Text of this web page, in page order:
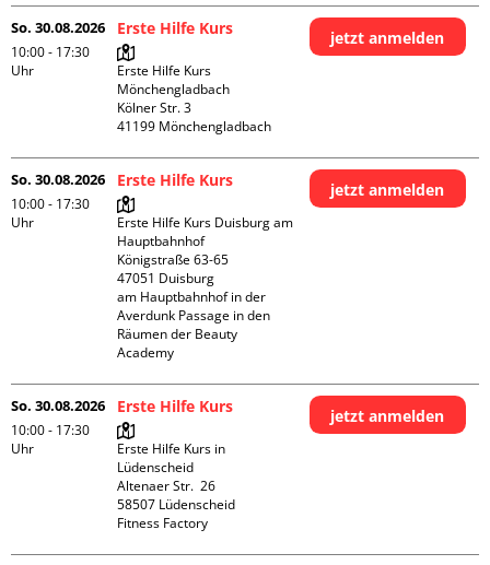
So. 30.08.2026
10:00 - 17:30
Uhr
Erste Hilfe Kurs
Erste Hilfe Kurs
Mönchengladbach
Kölner Str. 3
jetzt anmelden
So. 30.08.2026
10:00 - 17:30
Uhr
Erste Hilfe Kurs
Erste Hilfe Kurs Duisburg am
Hauptbahnhof
Königstraße 63-65
47051 Duisburg
am Hauptbahnhof in der
Averdunk Passage in den
Räumen der Beauty
Academy
jetzt anmelden
So. 30.08.2026
10:00 - 17:30
Uhr
Erste Hilfe Kurs
Erste Hilfe Kurs in
Lüdenscheid
Altenaer Str.  26
58507 Lüdenscheid
Fitness Factory
jetzt anmelden